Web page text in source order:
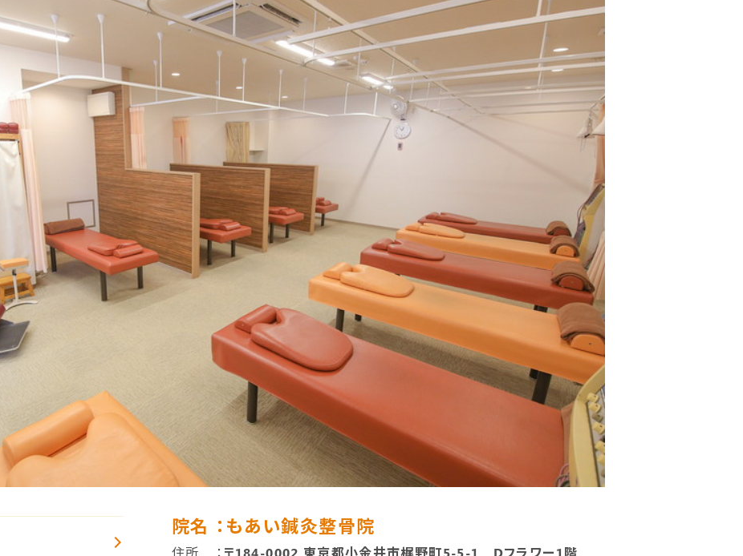
院名 ：もあい鍼灸整骨院
住所 ： 〒184-0002 東京都小金井市梶野町5-5-1 Dフラワー1階